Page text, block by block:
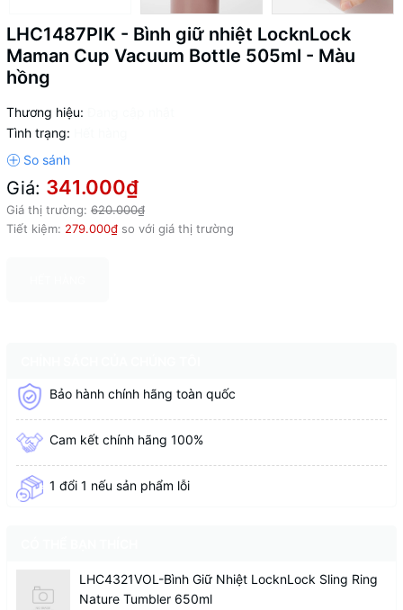
LHC1487PIK - Bình giữ nhiệt LocknLock
Maman Cup Vacuum Bottle 505ml - Màu
hồng
Thương hiệu:
Tình trạng:
Giá: 341.000₫
Giá thị trường: 620.000₫
Tiết kiệm: 279.000₫ so với giá thị trường
Bảo hành chính hãng toàn quốc
Cam kết chính hãng 100%
1 đổi 1 nếu sản phẩm lỗi
LHC4321VOL-Bình Giữ Nhiệt LocknLock Sling Ring
Nature Tumbler 650ml